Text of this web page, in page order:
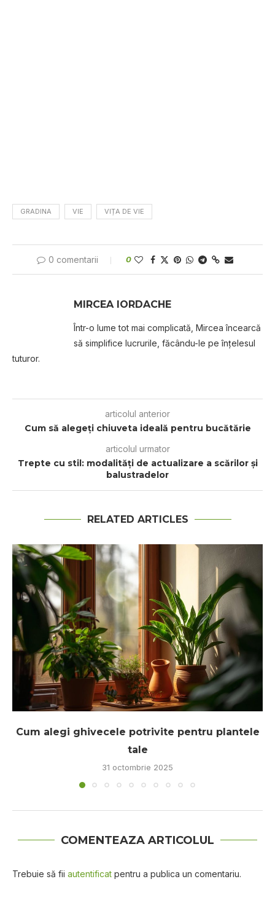
GRADINA VIE VIȚA DE VIE
0 comentarii 0
MIRCEA IORDACHE
Într-o lume tot mai complicată, Mircea încearcă
să simplifice lucrurile, făcându-le pe înțelesul
tuturor.
articolul anterior
Cum să alegeți chiuveta ideală pentru bucătărie
articolul urmator
Trepte cu stil: modalități de actualizare a scărilor și
balustradelor
RELATED ARTICLES
Cum alegi ghivecele potrivite pentru plantele
tale
31 octombrie 2025
COMENTEAZA ARTICOLUL
Trebuie să fii autentificat pentru a publica un comentariu.